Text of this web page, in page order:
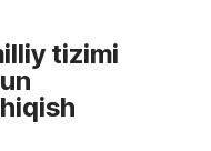
tizimi